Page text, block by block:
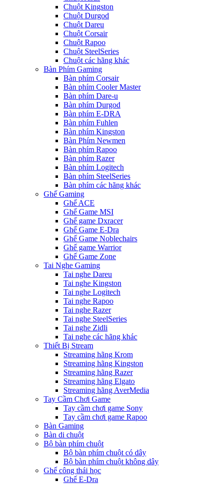
Chuột Kingston
Chuột Durgod
Chuột Dareu
Chuột Corsair
Chuột Rapoo
Chuột SteelSeries
Chuột các hãng khác
Bàn Phím Gaming
Bàn phím Corsair
Bàn phím Cooler Master
Bàn phím Dare-u
Bàn phím Durgod
Bàn phím E-DRA
Bàn phím Fuhlen
Bàn phím Kingston
Bàn Phím Newmen
Bàn phím Rapoo
Bàn phím Razer
Bàn phím Logitech
Bàn phím SteelSeries
Bàn phím các hãng khác
Ghế Gaming
Ghế ACE
Ghế Game MSI
Ghế game Dxracer
Ghế Game E-Dra
Ghế Game Noblechairs
Ghế game Warrior
Ghế Game Zone
Tai Nghe Gaming
Tai nghe Dareu
Tai nghe Kingston
Tai nghe Logitech
Tai nghe Rapoo
Tai nghe Razer
Tai nghe SteelSeries
Tai nghe Zidli
Tai nghe các hãng khác
Thiết Bị Stream
Streaming hãng Krom
Streaming hãng Kingston
Streaming hãng Razer
Streaming hãng Elgato
Streaming hãng AverMedia
Tay Cầm Chơi Game
Tay cầm chơi game Sony
Tay cầm chơi game Rapoo
Bàn Gaming
Bàn di chuột
Bộ bàn phím chuột
Bộ bàn phím chuột có dây
Bộ bàn phím chuột không dây
Ghế công thái học
Ghế E-Dra